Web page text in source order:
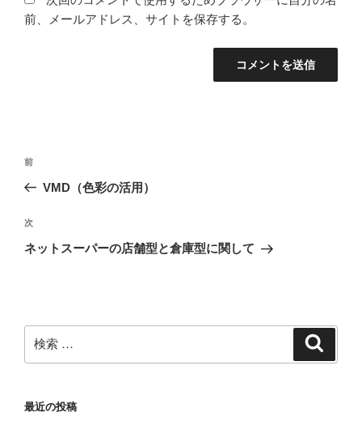
前、メールアドレス、サイトを保存する。
投
ビ
ゲ
ン
過
去
投
稿
前
VMD（色彩の活用）
次
の
次
ネットスーパーの店舗型と倉庫型に関して
索:
最近の投稿